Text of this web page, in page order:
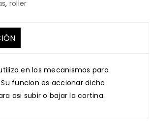
, roller
en los mecanismos para
funcion es accionar dicho
asi subir o bajar la cortina.